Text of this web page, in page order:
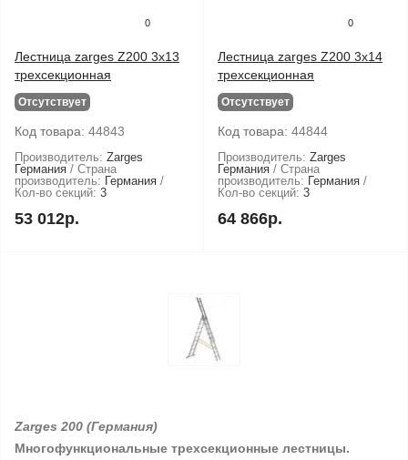
0
Лестница zarges Z200 3x13
трехсекционная
Отсутствует
Код товара: 44843
Производитель: Zarges
Германия
Страна
производитель: Германия
Кол-во секций: 3
53 012р.
0
Лестница zarges Z200 3x14
трехсекционная
Отсутствует
Код товара: 44844
Производитель: Zarges
Германия
Страна
производитель: Германия
Кол-во секций: 3
64 866р.
Zarges 200 (Германия)
Многофункциональные трехсекционные лестницы.